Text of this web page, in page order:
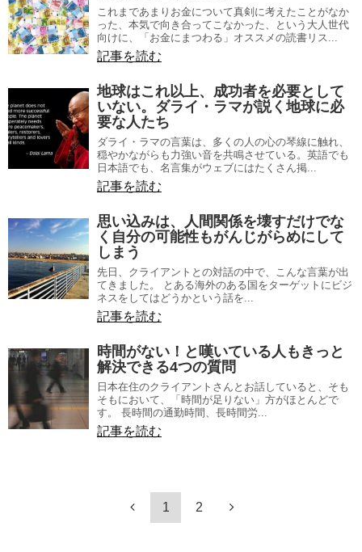
これまであまりお金について真剣に考えたことがなか
った、本気で向き合ってこなかった、という大人世代
向けに、「お金にまつわる」オススメの読書リス...
記事を読む
地球はこれ以上、成功者を必要として
いない。ダライ・ラマが説く地球に必
要な人たち
ダライ・ラマの言葉は、多くの人の心の琴線に触れ、
穏やかながらも力強い音を共鳴させている。英語でも
日本語でも、名言集がウェブにはたくさん掲...
記事を読む
思い込みは、人間関係を壊すだけでな
く自分の可能性もがんじがらめにして
しまう
先日、クライアントとの対話の中で、こんな言葉が出
てきました。 とある海外のある国をターゲットにビジ
ネスをしてはどうかという話を...
記事を読む
時間がない！と嘆いている人もきっと
解決できる4つの質問
日本在住のクライアントさんとお話していると、そも
そもにおいて、「時間が足りない」方がほとんどで
す。 長時間の通勤時間、長時間労...
記事を読む
1 2